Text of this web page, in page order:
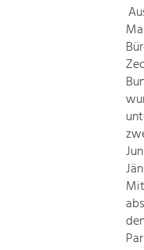
Soziales,
Gleichberechtigung,
Mobilität &
Klimawandel,
Steigerung